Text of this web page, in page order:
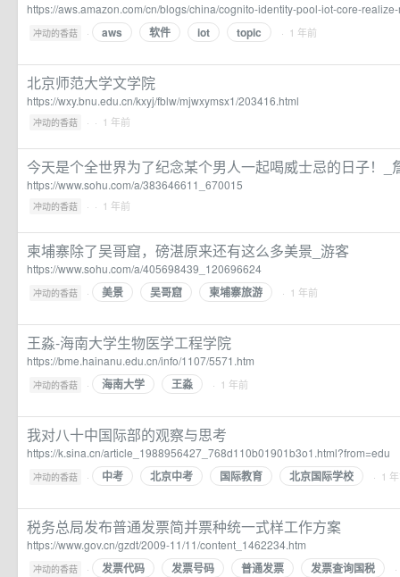
https://aws.amazon.com/cn/blogs/china/cognito-identity-pool-iot-core-
冲动的香菇 · aws 软件 iot topic · 1 年前
北京师范大学文学院
https://wxy.bnu.edu.cn/kxyj/fblw/mjwxymsx1/203416.html
冲动的香菇 · · 1 年前
今天是个全世界为了纪念某个男人一起喝威士忌的日子！_
https://www.sohu.com/a/383646611_670015
冲动的香菇 · · 1 年前
柬埔寨除了吴哥窟，磅湛原来还有这么多美景_游客
https://www.sohu.com/a/405698439_120696624
冲动的香菇 · 美景 吴哥窟 柬埔寨旅游 · 1 年前
王淼-海南大学生物医学工程学院
https://bme.hainanu.edu.cn/info/1107/5571.htm
冲动的香菇 · 海南大学 王淼 · 1 年前
我对八十中国际部的观察与思考
https://k.sina.cn/article_1988956427_768d110b01901b3o1.html?from=edu
冲动的香菇 · 中考 北京中考 国际教育 北京国际学校 · 1
税务总局发布普通发票简并票种统一式样工作方案
https://www.gov.cn/gzdt/2009-11/11/content_1462234.htm
冲动的香菇 · 发票代码 发票号码 普通发票 发票查询国税